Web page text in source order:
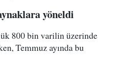
yöneldi
800 bin varilin üzerinde
Temmuz ayında bu